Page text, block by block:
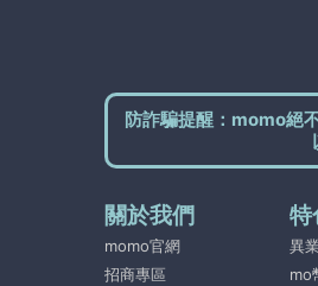
防詐騙提醒：momo絕
關於我們
momo官網
招商專區
特
異
mo